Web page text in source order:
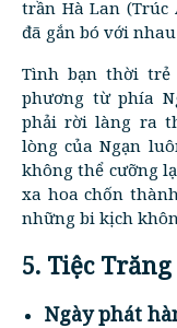
trần Hà Lan (Trúc
đã gắn bó với
Tình bạn thời
phương từ phía
phải rời làng ra
lòng của Ngạn
không thể cưỡng
xa hoa chốn
những bi kịch
5. Tiệc
Ngày phát